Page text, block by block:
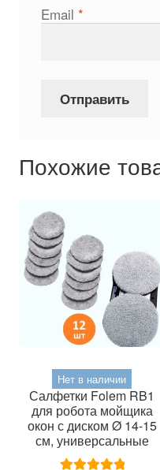
Email *
Похожие
Нет в наличии
Салфетки Folem RB1
для робота мойщика
окон с диском Ø 14-15
см, универсальные